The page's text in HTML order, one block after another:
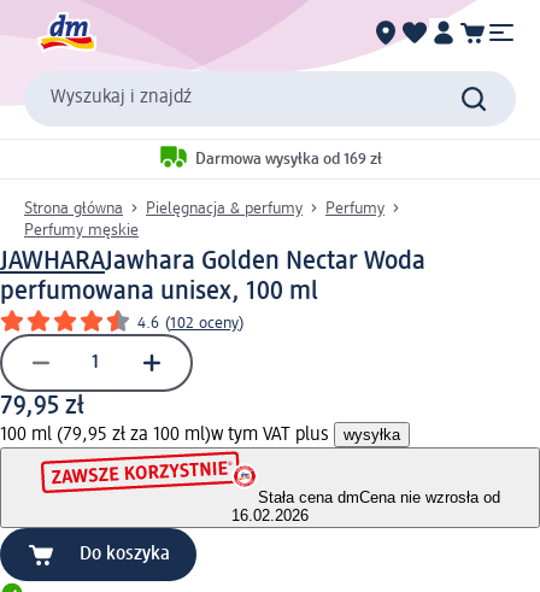
Wyszukaj i znajdź
Darmowa wysyłka od 169 zł
Strona główna Pielęgnacja & perfumy
Perfumy
Perfumy męskie
JAWHARAJawhara Golden Nectar Woda
perfumowana unisex, 100 ml
4.6 (102 oceny)
79,95 zł
100 ml (79,95 zł za 100 ml)w tym VAT plus wysyłka
Stała cena dmCena nie wzrosła od
16.02.2026
Do koszyka